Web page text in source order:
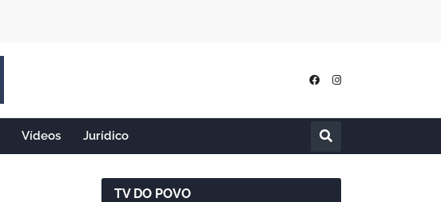
Vídeos Jurídico
TV DO POVO